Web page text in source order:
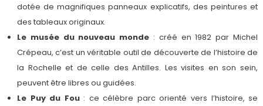
dotée de magnifiques panneaux explicatifs, des peintures et
des tableaux originaux.
Le musée du nouveau monde : créé en 1982 par Michel
Crépeau, c’est un véritable outil de découverte de l’histoire de
la Rochelle et de celle des Antilles. Les visites en son sein,
peuvent être libres ou guidées.
Le Puy du Fou: ce célèbre parc orienté vers l’histoire, se